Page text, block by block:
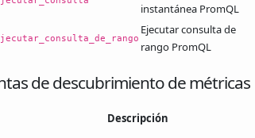
instantánea PromQL
Ejecutar consulta de
rango PromQL
de descubrimiento de métricas
Descripción